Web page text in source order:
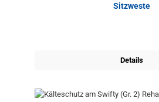
Sitzweste
Details